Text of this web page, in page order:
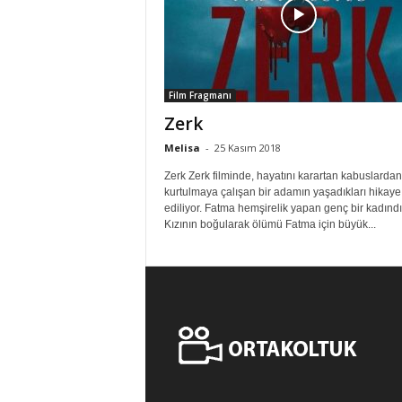
Film Fragmanı
Zerk
Melisa - 25 Kasım 2018
Zerk Zerk filminde, hayatını karartan kabuslardan
kurtulmaya çalışan bir adamın yaşadıkları hikaye
ediliyor. Fatma hemşirelik yapan genç bir
Kızının boğularak ölümü Fatma için büyük...